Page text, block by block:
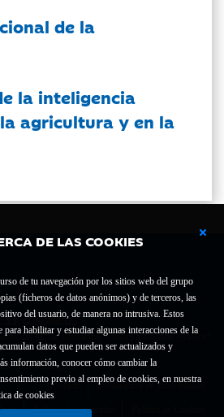
DE LAS COOKIES
de tu navegación por los sitios web del grupo
(ficheros de datos anónimos) y de terceros, las
del usuario, de manera no intrusiva. Estos
para habilitar y estudiar algunas interacciones de la
datos que pueden ser actualizados y
información, conocer cómo cambiar la
previo al empleo de cookies, en nuestra
de cookies
de la
la inteligencia
agricultura y en la
G-50000652.
del Mº de Educación, Cultura y Deporte con el nº
50001 Zaragoza.
Contacto
Declaración de accesibilidad
Política de privacidad